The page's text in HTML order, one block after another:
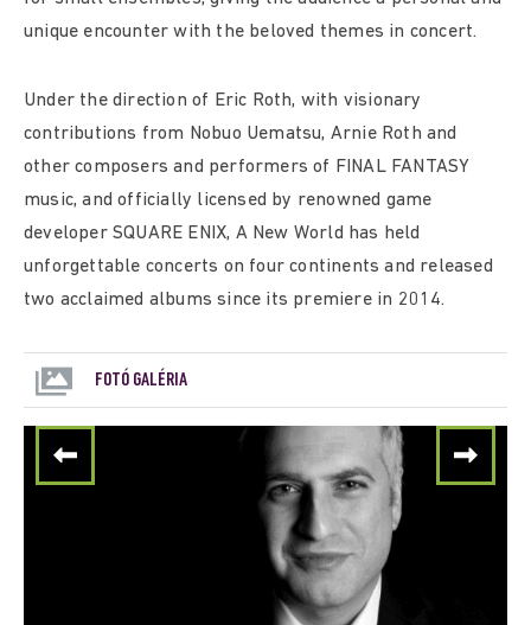
unique encounter with the beloved themes in concert.
Under the direction of Eric Roth, with visionary
contributions from Nobuo Uematsu, Arnie Roth and
other composers and performers of FINAL FANTASY
music, and officially licensed by renowned game
developer SQUARE ENIX, A New World has held
unforgettable concerts on four continents and released
two acclaimed albums since its premiere in 2014.
FOTÓ GALÉRIA